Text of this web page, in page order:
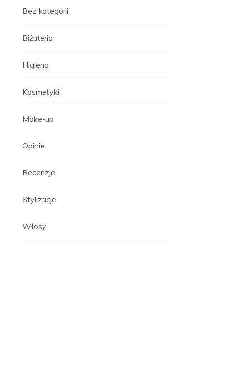
Bez kategorii
Biżuteria
Higiena
Kosmetyki
Make-up
Opinie
Recenzje
Stylizacje
Włosy